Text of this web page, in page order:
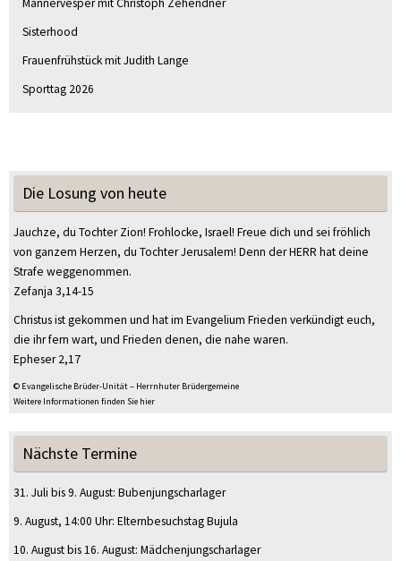
Männervesper mit Christoph Zehendner
Sisterhood
Frauenfrühstück mit Judith Lange
Sporttag 2026
Die Losung von heute
Jauchze, du Tochter Zion! Frohlocke, Israel! Freue dich und sei fröhlich
von ganzem Herzen, du Tochter Jerusalem! Denn der HERR hat deine
Strafe weggenommen.
Zefanja 3,14-15
Christus ist gekommen und hat im Evangelium Frieden verkündigt euch,
die ihr fern wart, und Frieden denen, die nahe waren.
Epheser 2,17
© Evangelische Brüder-Unität – Herrnhuter Brüdergemeine
Weitere Informationen finden Sie hier
Nächste Termine
31. Juli bis9. August: Bubenjungscharlager
9. August, 14:00 Uhr: Elternbesuchstag Bujula
10. Augustbis16. August: Mädchenjungscharlager